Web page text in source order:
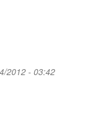
2012 - 03:42